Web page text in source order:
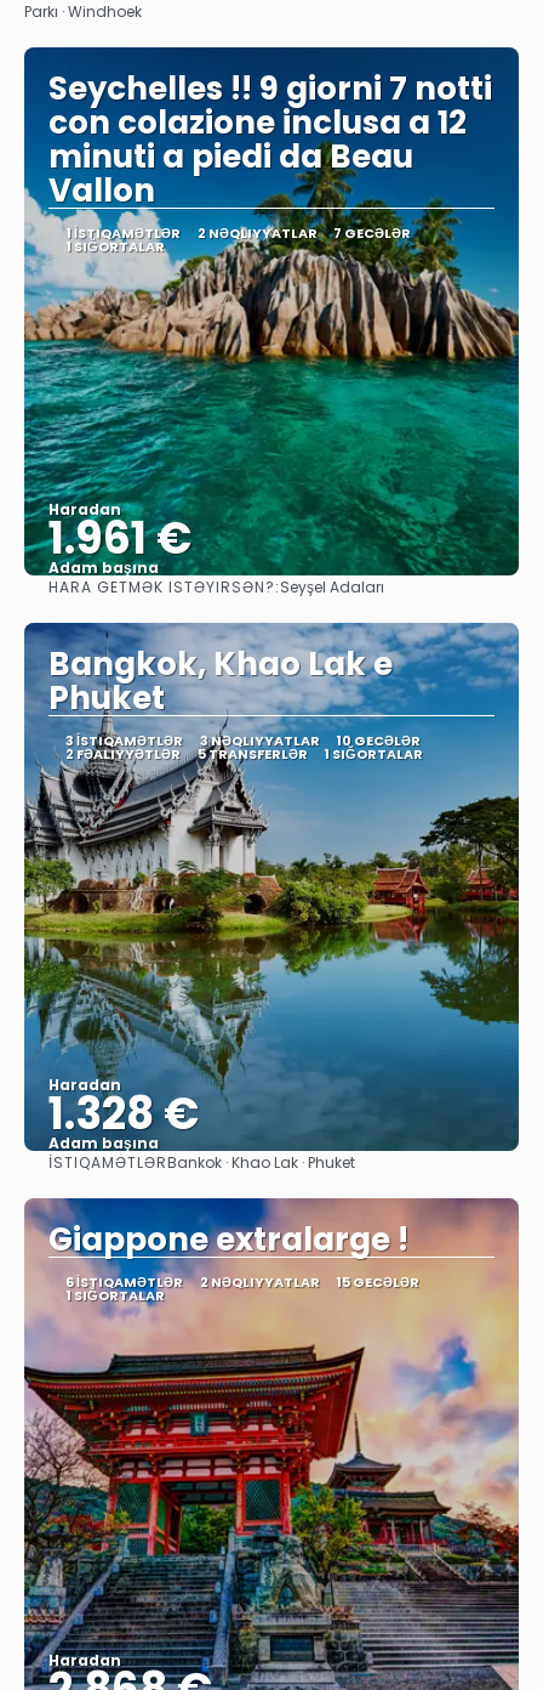
Parkı · Windhoek
Seychelles !! 9 giorni 7 notti
con colazione inclusa a 12
minuti a piedi da Beau
Vallon
1 İSTIQAMƏTLƏR 2 NƏQLIYYATLAR 7 GECƏLƏR
1 SIĞORTALAR
Haradan
1.961 €
Adam başına
Baxın
HARA GETMƏK ISTƏYIRSƏN?:Seyşel Adaları
Bangkok, Khao Lak e
Phuket
3 İSTIQAMƏTLƏR 3 NƏQLIYYATLAR 10 GECƏLƏR
2 FƏALIYYƏTLƏR 5 TRANSFERLƏR 1 SIĞORTALAR
Haradan
1.328 €
Adam başına
Baxın
İSTIQAMƏTLƏRBankok · Khao Lak · Phuket
Giappone extralarge !
6 İSTIQAMƏTLƏR 2 NƏQLIYYATLAR 15 GECƏLƏR
1 SIĞORTALAR
Haradan